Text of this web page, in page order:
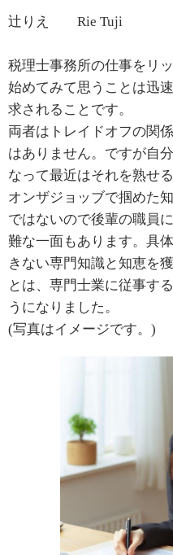
辻りえ Rie Tuji
税理士事務所の仕事をリ
始めてみて思うことは迅
求されることです。
両者はトレイドオフの関
はありません。ですが自
なって最近はそれを熟せ
オンザジョッブで掴めた
ではないので後輩の職員
難な一面もあります。具
きない専門知識と知恵を
とは、専門士業に従事す
うになりました。
(写真はイメージです。)